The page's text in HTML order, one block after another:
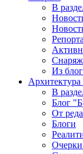
В
Из
Архитектура
В
Блог
От
Блоги